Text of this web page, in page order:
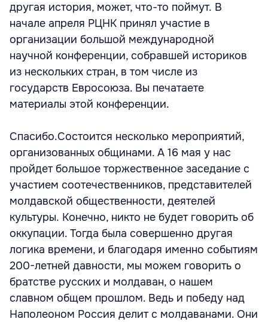
другая история, может, что-то поймут. В
начале апреля РЦНК принял участие в
организации большой международной
научной конференции, собравшей историков
из нескольких стран, в том числе из
государств Евросоюза. Вы печатаете
материалы этой конференции.
Спасибо.Состоится несколько мероприятий,
организованных общинами. А 16 мая у нас
пройдет большое торжественное заседание с
участием соотечественников, представителей
молдавской общественности, деятелей
культуры. Конечно, никто не будет говорить об
оккупации. Тогда была совершенно другая
логика времени, и благодаря именно событиям
200-летней давности, мы можем говорить о
братстве русских и молдаван, о нашем
славном общем прошлом. Ведь и победу над
Наполеоном Россия делит с молдаванами. Они